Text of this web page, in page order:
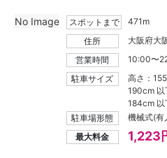
スポットまで
471m
住所
大阪府大
営業時間
10:00〜
駐車サイズ
高さ：
190cm 以
184cm
駐車場形態
機械式(有
最大料金
1,223
No Image